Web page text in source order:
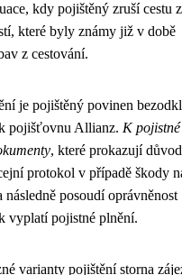
kdy pojištěný zruší cestu z
které byly známy již v době
z cestování.
je pojištěný povinen
pojišťovnu Allianz. K pojistné
, které prokazují důvod
protokol v případě škody
posoudí oprávněnost
vyplatí pojistné plnění.
varianty pojištění storna